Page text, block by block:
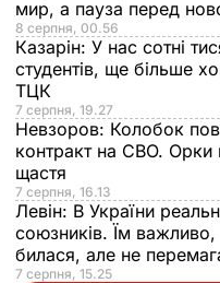
мир, а пауза перед
8 серпня, 00.56
Казарін: У нас сотні
студентів, ще більше
ТЦК
7 серпня, 19.27
Невзоров: Колобок
контракт на СВО. Орки
щастя
7 серпня, 16.13
Левін: В України
союзників. Їм
билася, але не
7 серпня, 15.25